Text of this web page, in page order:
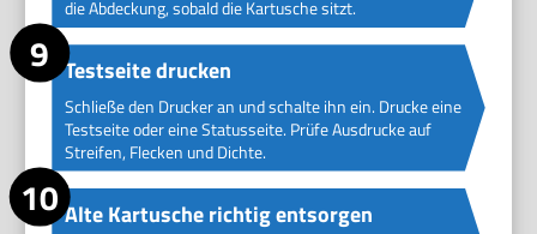
die Abdeckung, sobald die Kartusche sitzt.
Testseite drucken
Schließe den Drucker an und schalte ihn ein. Drucke eine
Testseite oder eine Statusseite. Prüfe Ausdrucke auf
Streifen, Flecken und Dichte.
Alte Kartusche richtig entsorgen